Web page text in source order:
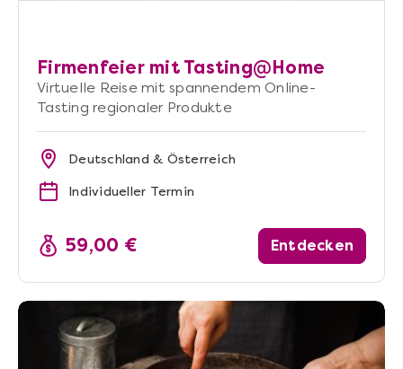
Firmenfeier mit Tasting@Home
Virtuelle Reise mit spannendem Online-
Tasting regionaler Produkte
Deutschland & Österreich
Individueller Termin
59,00 € Entdecken